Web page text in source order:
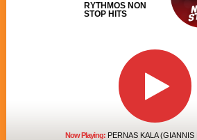
RYTHMOS NON
STOP HITS
Now Playing: PERNAS KALA (GIANNIS